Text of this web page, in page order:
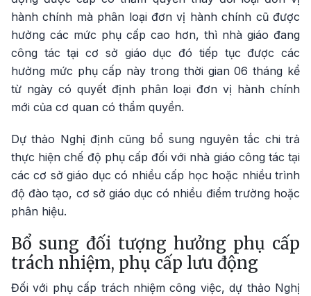
hành chính mà phân loại đơn vị hành chính cũ được
hưởng các mức phụ cấp cao hơn, thì nhà giáo đang
công tác tại cơ sở giáo dục đó tiếp tục được các
hưởng mức phụ cấp này trong thời gian 06 tháng kể
từ ngày có quyết định phân loại đơn vị hành chính
mới của cơ quan có thẩm quyền.
Dự thảo Nghị định cũng bổ sung nguyên tắc chi trả
thực hiện chế độ phụ cấp đối với nhà giáo công tác tại
các cơ sở giáo dục có nhiều cấp học hoặc nhiều trình
độ đào tạo, cơ sở giáo dục có nhiều điểm trường hoặc
phân hiệu.
Bổ sung đối tượng hưởng phụ cấp
trách nhiệm, phụ cấp lưu động
Đối với phụ cấp trách nhiệm công việc, dự thảo Nghị